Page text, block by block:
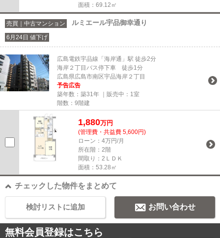
面積：69.12㎡
売買｜中古マンション ルミエール宇品御幸通り
6月24日 値下げ
広島電鉄宇品線「海岸通」駅 徒歩2分
海岸２丁目バス停下車 徒歩1分
広島県広島市南区宇品海岸２丁目
予告広告
築年数：築31年 ｜販売中： 1室
階数：9階建
1,880万円
(管理費・共益費 5,600円)
ローン：4万円/月
所在階：2階
間取り：2ＬＤＫ
面積：53.28㎡
チェックした物件をまとめて
お問い合わせ
検討リストに追加
無料会員登録はこちら